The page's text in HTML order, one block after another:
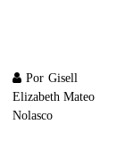
Por Gisell
Elizabeth Mateo
Nolasco